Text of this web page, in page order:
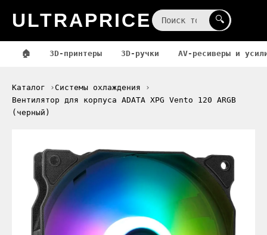
ULTRAPRICE 🔍
🏠 3D-принтеры 3D-ручки AV-ресиверы и
Каталог
Системы охлаждения
Вентилятор для корпуса ADATA XPG Vento 120 ARGB
(черный)